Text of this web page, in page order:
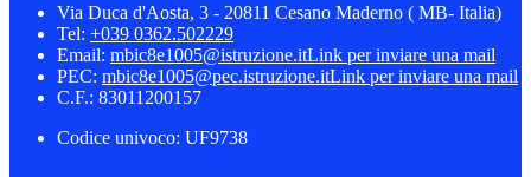
Via Duca d'Aosta, 3 - 20811 Cesano Maderno ( MB- Italia)
Tel: +039 0362.502229
Email: mbic8e1005@istruzione.itLink per inviare una mail
PEC: mbic8e1005@pec.istruzione.itLink per inviare una mail
C.F.: 83011200157
Codice univoco: UF9738